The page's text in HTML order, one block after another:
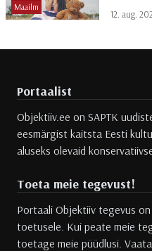
Maailm
12. aug.
Portaalist
Objektiiv.ee on SAPTK
eesmärgist kaitsta Eesti
aluseks olevaid
Toeta meie tegevust!
Portaali Objektiiv tegevus
toetusele. Kui peate meie
toetage meie püüdlusi.